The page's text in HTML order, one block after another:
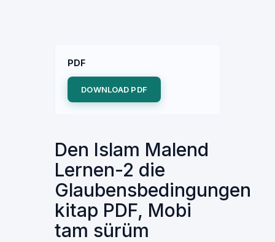
PDF
DOWNLOAD PDF
Den Islam Malend
Lernen-2 die
Glaubensbedingungen
kitap PDF, Mobi
tam sürüm